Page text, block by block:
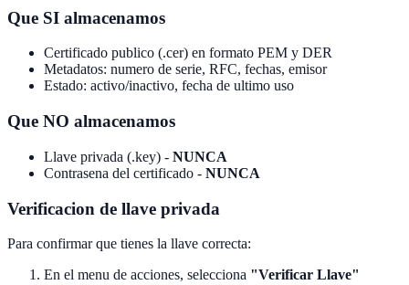
Que SI almacenamos
Certificado publico (.cer) en formato PEM y DER
Metadatos: numero de serie, RFC, fechas, emisor
Estado: activo/inactivo, fecha de ultimo uso
Que NO almacenamos
Llave privada (.key) - NUNCA
Contrasena del certificado - NUNCA
Verificacion de llave privada
Para confirmar que tienes la llave correcta:
En el menu de acciones, selecciona "Verificar Llave"